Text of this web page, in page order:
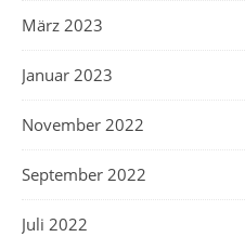
März 2023
Januar 2023
November 2022
September 2022
Juli 2022